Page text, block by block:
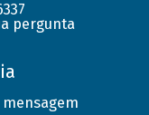
pergunta
mensagem